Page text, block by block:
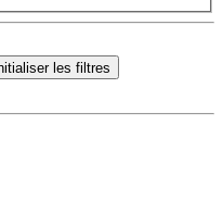
les filtres